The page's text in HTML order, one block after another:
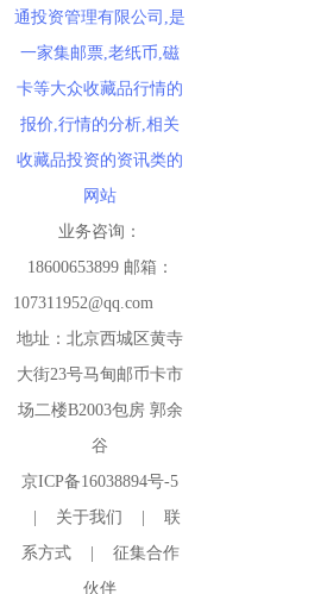
通投资管理有限公司,是
一家集邮票,老纸币,磁
卡等大众收藏品行情的
报价,行情的分析,相关
收藏品投资的资讯类的
网站
业务咨询：
18600653899 邮箱：
107311952@qq.com
地址：北京西城区黄寺
大街23号马甸邮币卡市
场二楼B2003包房 郭余
谷
京ICP备16038894号-5
关于我们
联
系方式
征集合作
伙伴